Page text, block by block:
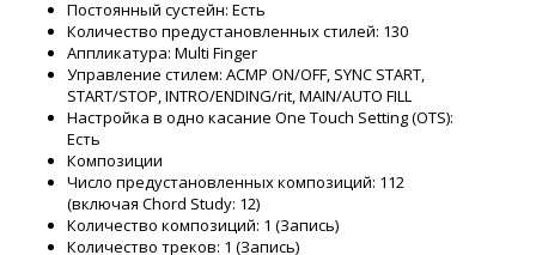
Постоянный сустейн: Есть
Количество предустановленных стилей: 130
Аппликатура: Multi Finger
Управление стилем: ACMP ON/OFF, SYNC START,
START/STOP, INTRO/ENDING/rit, MAIN/AUTO FILL
Настройка в одно касание One Touch Setting (OTS):
Есть
Композиции
Число предустановленных композиций: 112
(включая Chord Study: 12)
Количество композиций: 1 (Запись)
Количество треков: 1 (Запись)